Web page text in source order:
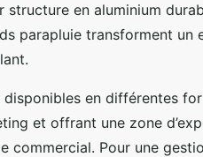
structure en aluminium
parapluie transforment un
en différentes
et offrant une zone
commercial. Pour une